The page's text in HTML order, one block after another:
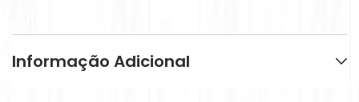
Informação Adicional